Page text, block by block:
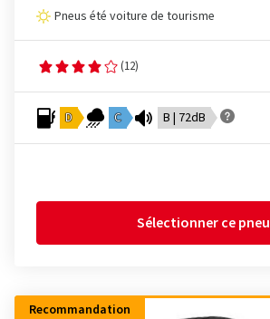
Pneus été voiture de tourisme
(12)
D C B | 72dB
Sélectionner ce pneu
Recommandation